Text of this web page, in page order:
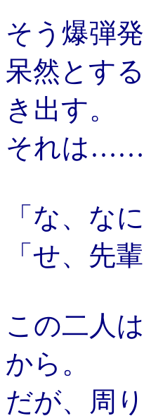
そう爆弾
呆然とす
き出す。
それは……
「な、な
「せ、先
この二人
から。
だが、周